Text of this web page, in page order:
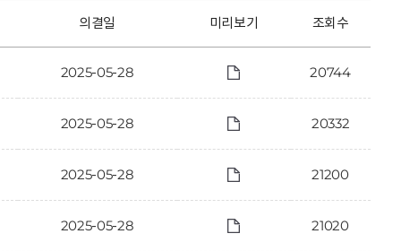
의결일 미리보기 조회수
2025-05-28 20744
2025-05-28 20332
2025-05-28 21200
2025-05-28 21020